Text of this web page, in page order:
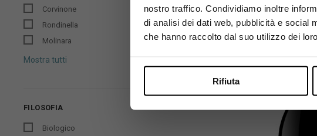
nostro traffico. Condividiamo inoltre
di analisi dei dati web, pubblicità e social
che hanno raccolto dal suo utilizzo dei
Rifiuta
Corvinone
Rondinella
Molinara
Mostra tutti
FILOSOFIA
Biologico